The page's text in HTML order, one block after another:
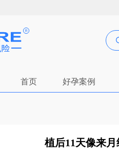
首页 好孕案例
植后11天像来